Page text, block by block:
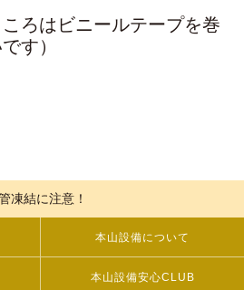
ころはビニールテープを巻
す）
凍結に注意！
本山設備について
本山設備安心CLUB